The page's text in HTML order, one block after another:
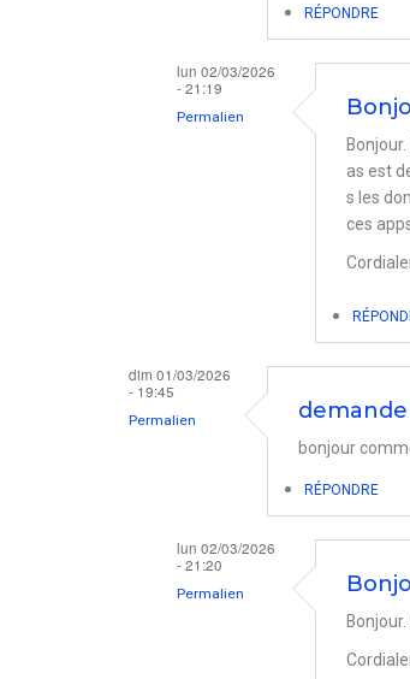
RÉPONDRE
lun 02/03/2026
- 21:19
Permalien
disponibles
sur
Daniel
as est
s les
ces
dim 01/03/2026
- 19:45
Permalien demande
bonjour
RÉPONDRE
lun 02/03/2026
- 21:20
Permalien